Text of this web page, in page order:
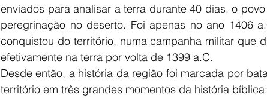
enviados para analisar a terra durante 40 dias, o
peregrinação no deserto. Foi apenas no ano 1406
conquistou do território, numa campanha militar que
efetivamente na terra por volta de 1399 a.C.
Desde então, a história da região foi marcada por
território em três grandes momentos da história bíblica: